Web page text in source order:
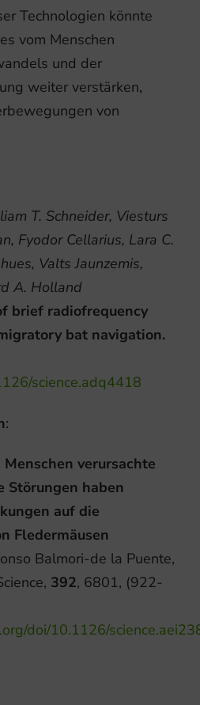
Technologien könnte
vom Menschen
und der
weiter verstärken,
von
T. Schneider, Viesturs
Fyodor Cellarius, Lara C.
Valts Jaunzemis,
A. Holland
brief radiofrequency
bat navigation.
science.adq4418
:
verursachte
Störungen haben
auf die
Fledermäusen
Balmori-de la Puente,
392, 6801, (922-
doi/10.1126/